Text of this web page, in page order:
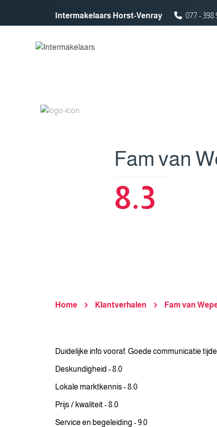
Intermakelaars Horst-Venray
077 - 398
Fam van
8.3
Home Klantverhalen Fam van
Duidelijke info vooraf. Goede communicatie
Deskundigheid - 8.0
Lokale marktkennis - 8.0
Prijs / kwaliteit - 8.0
Service en begeleiding - 9.0